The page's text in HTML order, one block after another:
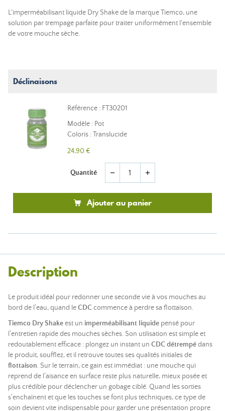
L'imperméabilisant liquide Dry Shake de la marque Tiemco, une
solution par trempage parfaite pour traiter uniformément l'ensemble
de votre mouche sèche.
Déclinaisons
Référence : FT30201
Modèle : Pot
Coloris : Translucide
24,90 €
Quantité remove add
Ajouter au panier
Description
Le produit idéal pour redonner une seconde vie à vos mouches au
bord de l’eau, quand leCDC commence à perdre sa flottaison.
Tiemco Dry Shakeest un imperméabilisant liquide pensé pour
l’entretien rapide des mouches sèches. Son utilisation est simple et
redoutablement efficace : plongez un instant un CDC détrempédans
le produit, soufflez, et il retrouve toutes ses qualités initiales de
flottaison. Sur le terrain, ce gain est immédiat : une mouche qui
reprend de l’aisance en surface reste plus naturelle, mieux posée et
plus crédible pour déclencher un gobage ciblé. Quand les sorties
s’enchaînent et que les touches se font plus techniques, ce type de
soin devient vite indispensable pour garder une présentation propre